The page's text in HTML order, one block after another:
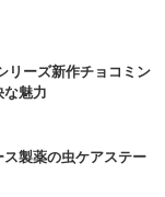
リーズ新作チョコミン
な魅力
製薬の虫ケアステー